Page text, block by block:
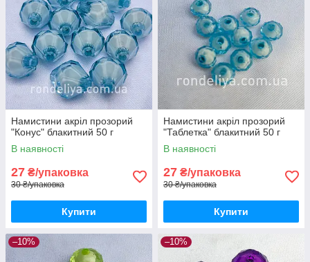
Намистини акріл прозорий
"Конус" блакитний 50 г
В наявності
27 ₴/упаковка
30 ₴/упаковка
Купити
Намистини акріл прозорий
"Таблетка" блакитний 50 г
В наявності
27 ₴/упаковка
30 ₴/упаковка
Купити
–10% –10%